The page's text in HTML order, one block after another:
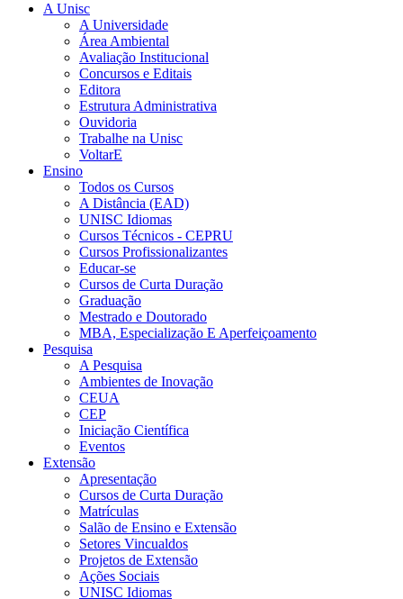
A Unisc
A Universidade
Área Ambiental
Avaliação Institucional
Concursos e Editais
Editora
Estrutura Administrativa
Ouvidoria
Trabalhe na Unisc
VoltarE
Ensino
Todos os Cursos
A Distância (EAD)
UNISC Idiomas
Cursos Técnicos - CEPRU
Cursos Profissionalizantes
Educar-se
Cursos de Curta Duração
Graduação
Mestrado e Doutorado
MBA, Especialização E Aperfeiçoamento
Pesquisa
A Pesquisa
Ambientes de Inovação
CEUA
CEP
Iniciação Científica
Eventos
Extensão
Apresentação
Cursos de Curta Duração
Matrículas
Salão de Ensino e Extensão
Setores Vincualdos
Projetos de Extensão
Ações Sociais
UNISC Idiomas